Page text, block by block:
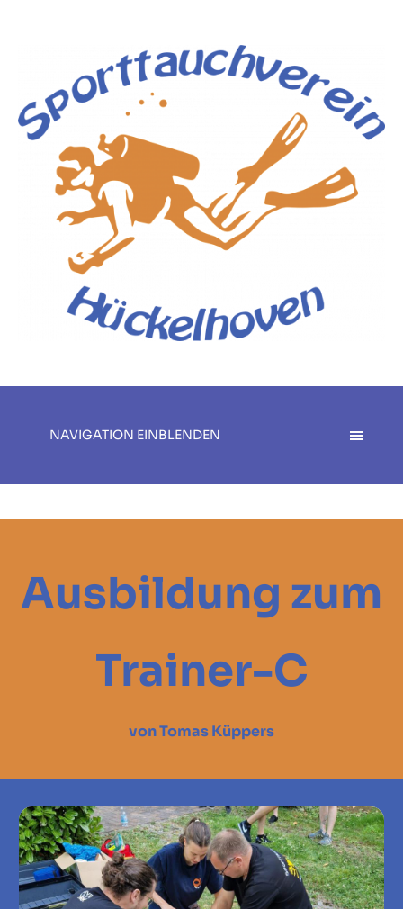
NAVIGATION EINBLENDEN
Ausbildung zum
Trainer-C
von Tomas Küppers